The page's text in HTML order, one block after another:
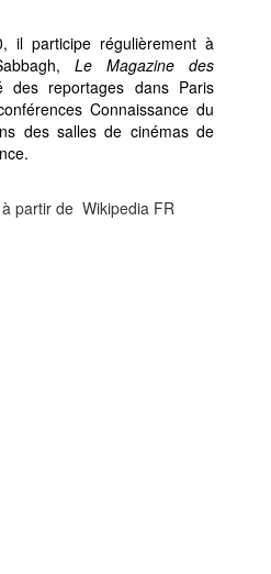
il participe régulièrement à
Le Magazine des
reportages dans Paris
Connaissance du
des salles de cinémas de
partir de Wikipedia FR